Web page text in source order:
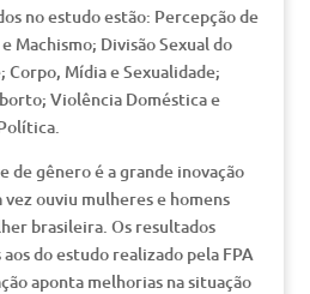
no estudo estão: Percepção de
Machismo; Divisão Sexual do
Corpo, Mídia e Sexualidade;
Violência Doméstica e
gênero é a grande inovação
ouviu mulheres e homens
brasileira. Os resultados
do estudo realizado pela FPA
aponta melhorias na situação